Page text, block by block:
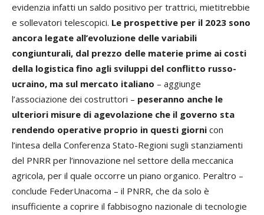
evidenzia infatti un saldo positivo per trattrici, mietitrebbie
e sollevatori telescopici. Le prospettive per il 2023 sono
ancora legate all’evoluzione delle variabili
congiunturali, dal prezzo delle materie prime ai costi
della logistica fino agli sviluppi del conflitto russo-
ucraino, ma sul mercato italiano – aggiunge
l’associazione dei costruttori – peseranno anche le
ulteriori misure di agevolazione che il governo sta
rendendo operative proprio in questi giorni con
l’intesa della Conferenza Stato-Regioni sugli stanziamenti
del PNRR per l’innovazione nel settore della meccanica
agricola, per il quale occorre un piano organico. Peraltro –
conclude FederUnacoma – il PNRR, che da solo è
insufficiente a coprire il fabbisogno nazionale di tecnologie